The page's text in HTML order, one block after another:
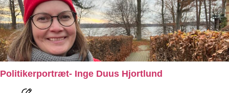
Politikerportræt- Inge Duus Hjortlund